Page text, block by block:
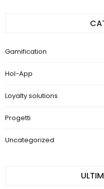
Gamification
Hol-App
Loyalty solutions
Progetti
Uncategorized